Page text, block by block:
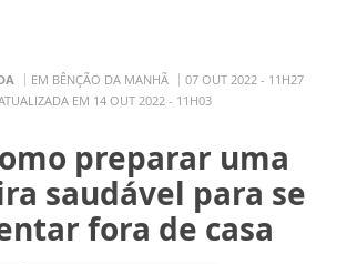
EM BÊNÇÃO DA MANHÃ
07 OUT 2022 - 11H27
EM 14 OUT 2022 - 11H03
preparar uma
saudável para se
fora de casa